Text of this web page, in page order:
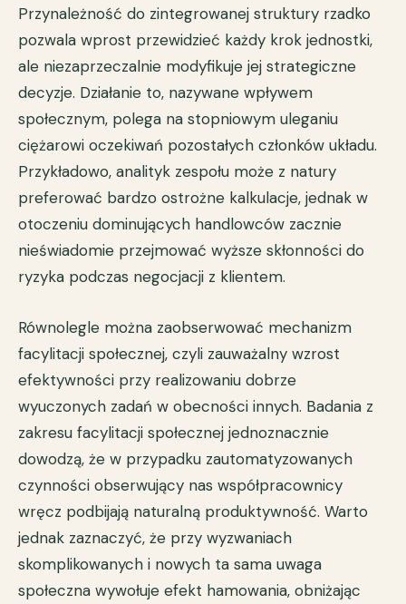
Przynależność do zintegrowanej struktury rzadko
pozwala wprost przewidzieć każdy krok jednostki,
ale niezaprzeczalnie modyfikuje jej strategiczne
decyzje. Działanie to, nazywane wpływem
społecznym, polega na stopniowym uleganiu
ciężarowi oczekiwań pozostałych członków układu.
Przykładowo, analityk zespołu może z natury
preferować bardzo ostrożne kalkulacje, jednak w
otoczeniu dominujących handlowców zacznie
nieświadomie przejmować wyższe skłonności do
ryzyka podczas negocjacji z klientem.
Równolegle można zaobserwować mechanizm
facylitacji społecznej, czyli zauważalny wzrost
efektywności przy realizowaniu dobrze
wyuczonych zadań w obecności innych. Badania z
zakresu facylitacji społecznej jednoznacznie
dowodzą, że w przypadku zautomatyzowanych
czynności obserwujący nas współpracownicy
wręcz podbijają naturalną produktywność. Warto
jednak zaznaczyć, że przy wyzwaniach
skomplikowanych i nowych ta sama uwaga
społeczna wywołuje efekt hamowania, obniżając